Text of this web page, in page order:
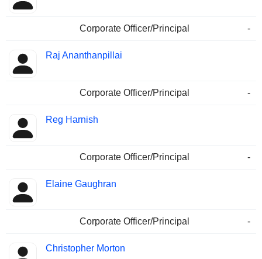
Corporate Officer/Principal -
Raj Ananthanpillai
Corporate Officer/Principal -
Reg Harnish
Corporate Officer/Principal -
Elaine Gaughran
Corporate Officer/Principal -
Christopher Morton